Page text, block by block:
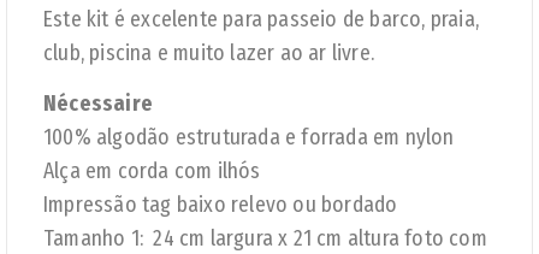
Este kit é excelente para passeio de barco, praia,
club, piscina e muito lazer ao ar livre.
Nécessaire
100% algodão estruturada e forrada em nylon
Alça em corda com ilhós
Impressão tag baixo relevo ou bordado
Tamanho 1: 24 cm largura x 21 cm altura foto com